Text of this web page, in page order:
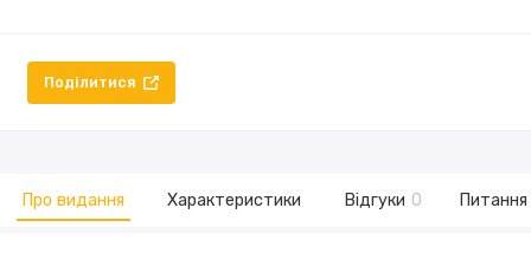
Поділитися
Про видання Характеристики Відгуки 0 Питання